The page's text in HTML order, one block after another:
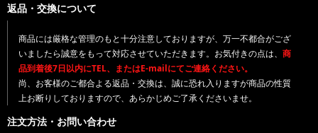
返品・交換について
商品には厳格な管理のもと十分注意しておりますが、万一不都合がござ
いましたら誠意をもって対応させていただきます。お気付きの点は、 商
品到着後7日以内にTEL、またはE-mailにてご連絡ください。
尚、お客様のご都合よる返品・交換は、誠に恐れ入りますが商品の性質
上お断りしておりますので、あらかじめご了承くださいませ。
注文方法・お問い合わせ